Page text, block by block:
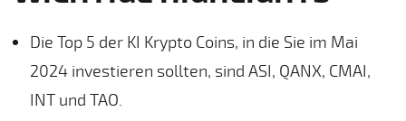
Die Top 5 der KI Krypto Coins, in die Sie im Mai
2024 investieren sollten, sind ASI, QANX, CMAI,
INT und TAO.